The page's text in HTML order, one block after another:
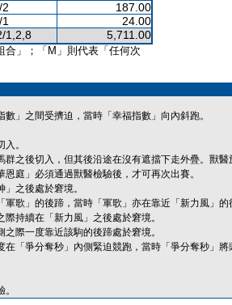
2
187.00
24.00
1,2,8 5,711.00
合」；「M」則代表「任何次
」之間受擠迫，當時「幸福指數」向內斜跑。
。
群之後切入，但其後沿途在沒有遮擋下走外疊。獸
庭」必須通過獸醫檢驗後，才可再次出賽。
之後處於窘境。
歌」的後蹄，當時「軍歌」亦在靠近「新力風」
持續在「新力風」之後處於窘境。
際一度靠近該駒的後蹄處於窘境。
「爭分奪秒」內側緊迫競跑，當時「爭分奪秒」